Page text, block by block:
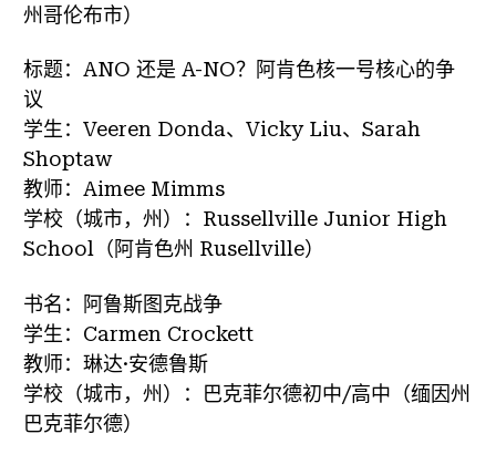
州哥伦布市）
标题：ANO 还是 A-NO？阿肯色核一号核心的争
议
学生：Veeren Donda、Vicky Liu、Sarah
Shoptaw
教师：Aimee Mimms
学校（城市，州）：Russellville Junior High
School（阿肯色州 Rusellville）
书名：阿鲁斯图克战争
学生：Carmen Crockett
教师：琳达·安德鲁斯
学校（城市，州）：巴克菲尔德初中/高中（缅因州
巴克菲尔德）